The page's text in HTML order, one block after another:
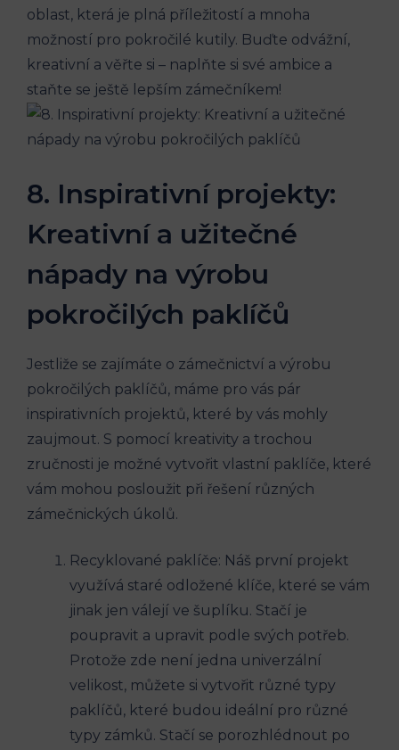
oblast, která je plná příležitostí a mnoha
možností pro pokročilé kutily. Buďte odvážní,
kreativní a věřte si – naplňte si své ambice a
staňte se ještě lepším zámečníkem!
8. Inspirativní projekty:
Kreativní a užitečné
nápady na výrobu
pokročilých paklíčů
Jestliže se zajímáte o zámečnictví a výrobu
pokročilých paklíčů, máme pro vás pár
inspirativních projektů, které by vás mohly
zaujmout. S pomocí kreativity a trochou
zručnosti je možné vytvořit vlastní paklíče, které
vám mohou posloužit při řešení různých
zámečnických úkolů.
Recyklované paklíče: Náš první projekt
využívá staré odložené klíče, které se vám
jinak jen válejí ve šuplíku. Stačí je
poupravit a upravit podle svých potřeb.
Protože zde není jedna univerzální
velikost, můžete si vytvořit různé typy
paklíčů, které budou ideální pro různé
typy zámků. Stačí se porozhlédnout po